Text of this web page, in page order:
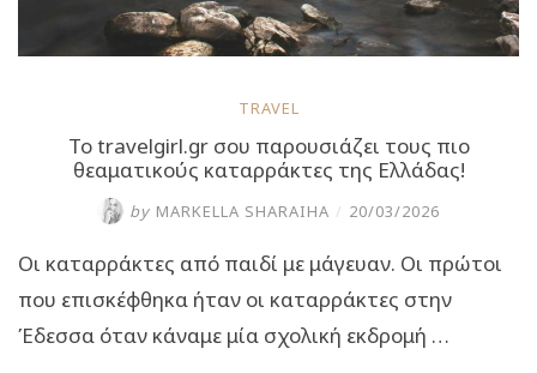
TRAVEL
To travelgirl.gr σου παρουσιάζει τους πιο
θεαματικούς καταρράκτες της Ελλάδας!
by MARKELLA SHARAIHA / 20/03/2026
Οι καταρράκτες από παιδί με μάγευαν. Οι πρώτοι
που επισκέφθηκα ήταν οι καταρράκτες στην
Έδεσσα όταν κάναμε μία σχολική εκδρομή …